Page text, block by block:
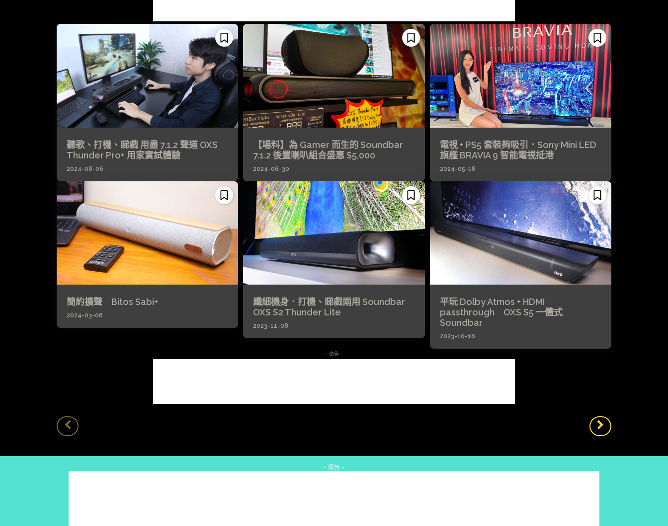
聽歌、打機、睇戲 用盡 7.1.2 聲道 OXS
Thunder Pro+ 用家實試體驗
2024-08-06
【場料】為 Gamer 而生的 Soundbar
7.1.2 後置喇叭組合盛惠 $5,000
2024-06-30
電視 + PS5 套裝夠吸引．Sony Mini LED
旗艦 BRAVIA 9 智能電視抵港
2024-05-18
簡約擴聲 Bitos Sabi+
2024-03-06
纖細機身．打機、睇戲兩用 Soundbar
OXS S2 Thunder Lite
2023-11-08
平玩 Dolby Atmos + HDMI
passthrough OXS S5 一體式
Soundbar
2023-10-16
- 廣告 -
- 廣告 -